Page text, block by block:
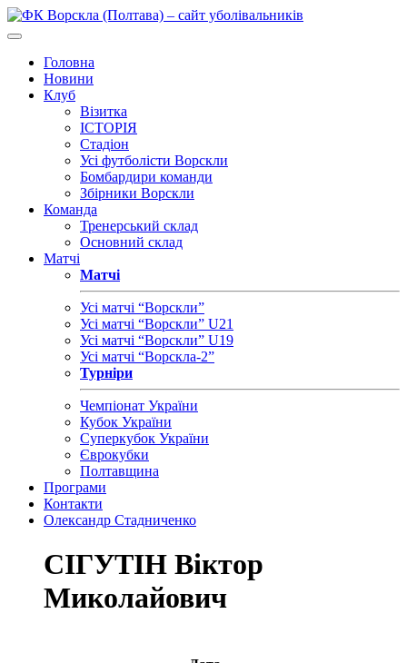
Головна
Новини
Клуб
Візитка
ІСТОРІЯ
Стадіон
Усі футболісти Ворскли
Бомбардири команди
Збірники Ворскли
Команда
Тренерський склад
Основний склад
Матчі
Матчі
Усі матчі “Ворскли”
Усі матчі “Ворскли” U21
Усі матчі “Ворскли” U19
Усі матчі “Ворскла-2”
Турніри
Чемпіонат України
Кубок України
Суперкубок України
Єврокубки
Полтавщина
Програми
Контакти
Олександр Стадниченко
СІГУТІН Віктор
Миколайович